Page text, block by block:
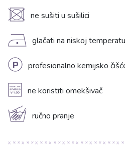
U ne sušiti u sušilici
D glačati na niskoj
L profesionalno kemijsko
A ne koristiti omekšivač
c ručno pranje